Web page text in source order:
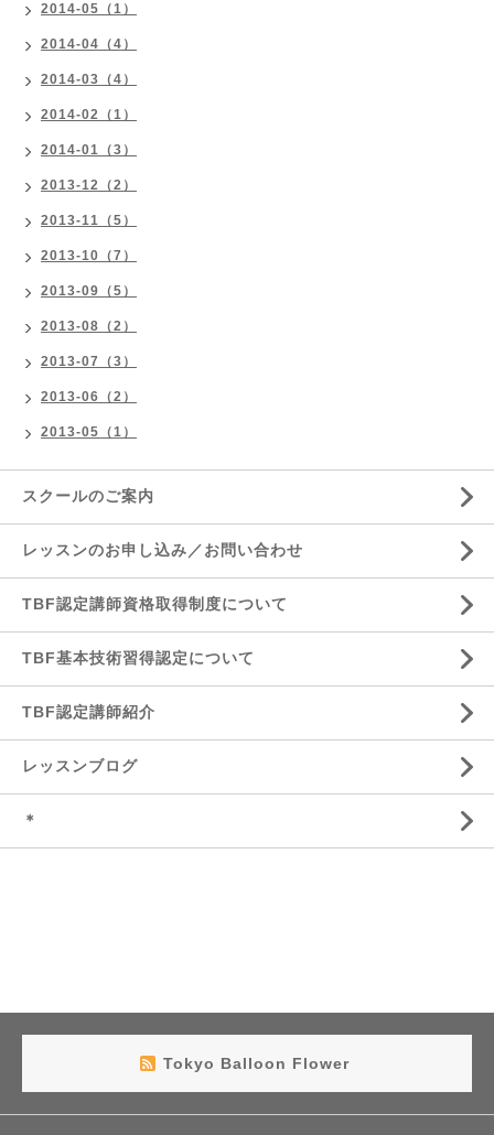
2014-05（1）
2014-04（4）
2014-03（4）
2014-02（1）
2014-01（3）
2013-12（2）
2013-11（5）
2013-10（7）
2013-09（5）
2013-08（2）
2013-07（3）
2013-06（2）
2013-05（1）
スクールのご案内
レッスンのお申し込み／お問い合わせ
TBF認定講師資格取得制度について
TBF基本技術習得認定について
TBF認定講師紹介
レッスンブログ
＊
Tokyo Balloon Flower